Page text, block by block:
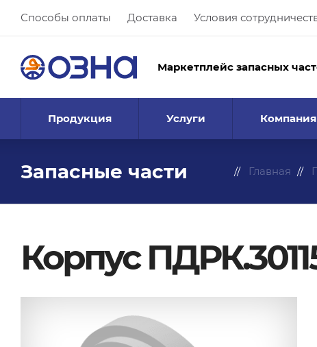
Способы оплаты Доставка Условия
Маркетплейс запасных
Продукция Услуги Компания
Запасные части Главная
Корпус